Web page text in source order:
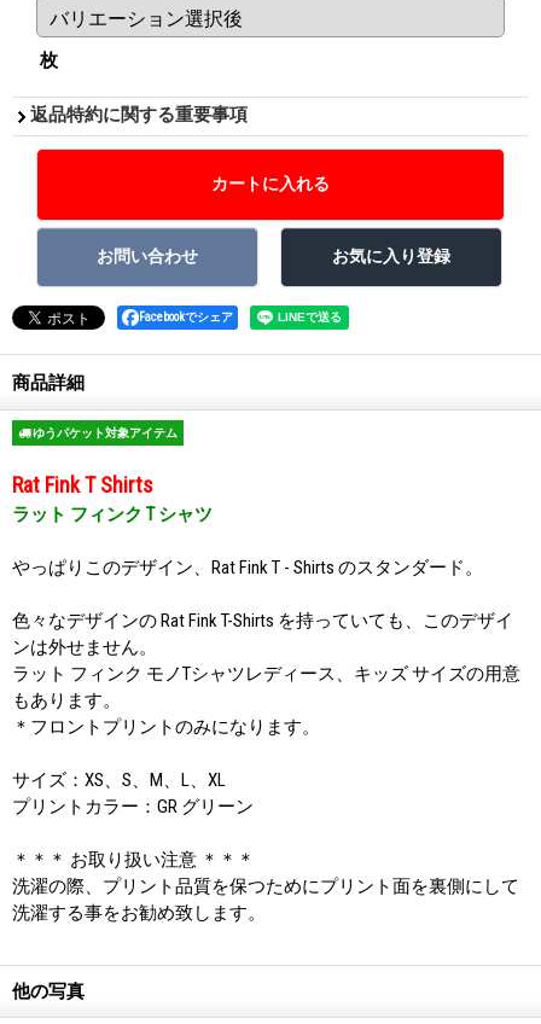
枚
返品特約に関する重要事項
Facebookでシェア
商品詳細
ゆうパケット対象アイテム
Rat Fink T Shirts
ラット フィンク T シャツ
やっぱりこのデザイン、Rat Fink T - Shirts のスタンダード。
色々なデザインの Rat Fink T-Shirts を持っていても、このデザイ
ンは外せません。
ラット フィンク モノTシャツレディース、キッズ サイズの用意
もあります。
＊フロントプリントのみになります。
サイズ：XS、S、M、L、XL
プリントカラー：GR グリーン
＊＊＊ お取り扱い注意 ＊＊＊
洗濯の際、プリント品質を保つためにプリント面を裏側にして
洗濯する事をお勧め致します。
他の写真